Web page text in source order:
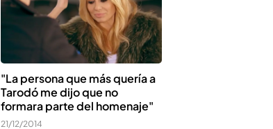
"La persona que más quería a
Tarodó me dijo que no
formara parte del homenaje"
21/12/2014